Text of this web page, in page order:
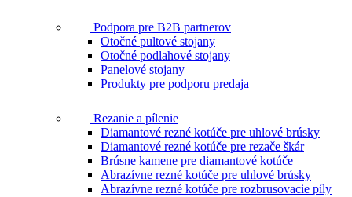
Podpora pre B2B partnerov
Otočné pultové stojany
Otočné podlahové stojany
Panelové stojany
Produkty pre podporu predaja
Rezanie a pílenie
Diamantové rezné kotúče pre uhlové brúsky
Diamantové rezné kotúče pre rezače škár
Brúsne kamene pre diamantové kotúče
Abrazívne rezné kotúče pre uhlové brúsky
Abrazívne rezné kotúče pre rozbrusovacie píly